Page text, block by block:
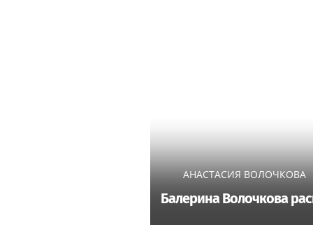
АНАСТАСИЯ ВОЛОЧКОВА
Балерина Волочкова